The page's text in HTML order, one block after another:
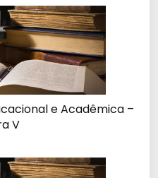
e Acadêmica –
V